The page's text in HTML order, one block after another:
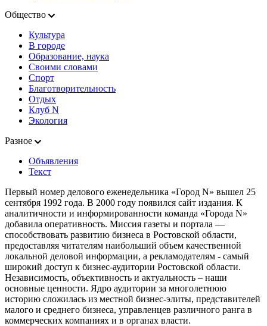
Общество
Культура
В городе
Образование, наука
Своими словами
Спорт
Благотворительность
Отдых
Клуб N
Экология
Разное
Объявления
Текст
Первый номер делового еженедельника «Город N» вышел 25
сентября 1992 года. В 2000 году появился сайт издания. К
аналитичности и информированности команда «Города N»
добавила оперативность. Миссия газеты и портала —
способствовать развитию бизнеса в Ростовской области,
предоставляя читателям наибольший объем качественной
локальной деловой информации, а рекламодателям - самый
широкий доступ к бизнес-аудитории Ростовской области.
Независимость, объективность и актуальность – наши
основные ценности. Ядро аудитории за многолетнюю
историю сложилась из местной бизнес-элиты, представителей
малого и среднего бизнеса, управленцев различного ранга в
коммерческих компаниях и в органах власти.